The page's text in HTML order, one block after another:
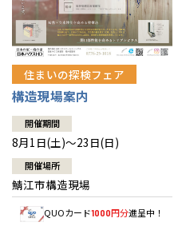
住まいの探検フェア
構造現場案内
開催期間
8月1日(土)～23日(日)
開催場所
鯖江市構造現場
QUOカード1000円分進呈中！